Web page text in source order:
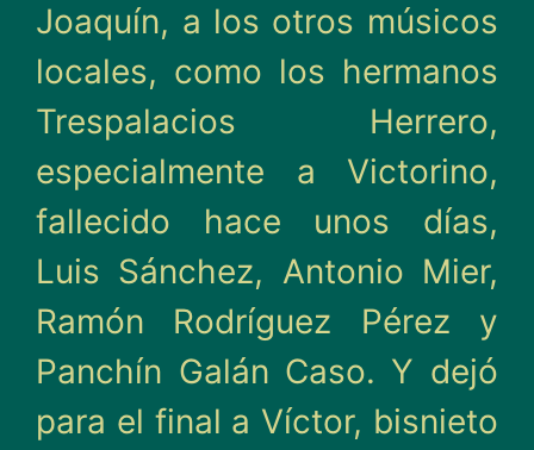
Joaquín, a los otros músicos
locales, como los hermanos
Trespalacios Herrero,
especialmente a Victorino,
fallecido hace unos días,
Luis Sánchez, Antonio Mier,
Ramón Rodríguez Pérez y
Panchín Galán Caso. Y dejó
para el final a Víctor, bisnieto